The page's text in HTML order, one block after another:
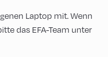
Laptop mit. Wenn
das EFA-Team unter